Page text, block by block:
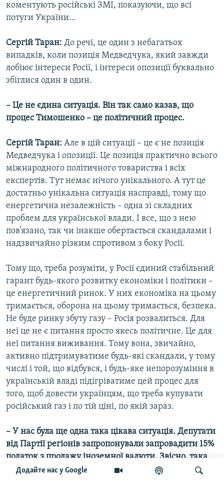
Додайте нас у Google
коментують російські ЗМІ, показуючи, що всі
потуги України…
Сергій Таран: До речі, це один з небагатьох
випадків, коли позиція Медведчука, який завжди
лобіює інтереси Росії, і інтереси опозиції буквально
збіглися один в один.
– Це не єдина ситуація. Він так само казав, що
процес Тимошенко – це політичний процес.
Сергій Таран: Але в цій ситуації – це є не позиція
Медведчука і опозиції. Це позиція практично всього
міжнародного політичного товариства і всіх
експертів. Тут немає нічого унікального. А тут це
достатньо унікальна ситуація насправді, тому що
енергетична незалежність – одна зі складних
проблем для української влади. І все, що з нею
пов’язано, так чи інакше обертається скандалами і
надзвичайно різким спротивом з боку Росії.
Тому що, треба розуміти, у Росії єдиний стабільний
гарант будь-якого розвитку економіки і політики –
це енергетичний ринок. У них економіка на цьому
тримається, оборона на цьому тримається, безпека.
Не буде ринку збуту газу – Росія розвалиться. Для
неї це не є питання просто якесь політичне. Це для
неї питання виживання. Тому вона, звичайно,
активно підтримуватиме будь-які скандали, у тому
числі і той, що відбувся, і будь-яке непорозуміння в
українській владі підігріватиме цей процес для
того, щоб довести українцям, що треба купувати
російський газ і по тій ціні, по якій зараз.
– У нас була ще одна така цікава ситуація. Депутати
від Партії регіонів запропонували запровадити 15%
податок з продажу іноземної валюти. Звісно, така
пропозиція багатьох збурила. Партія влада